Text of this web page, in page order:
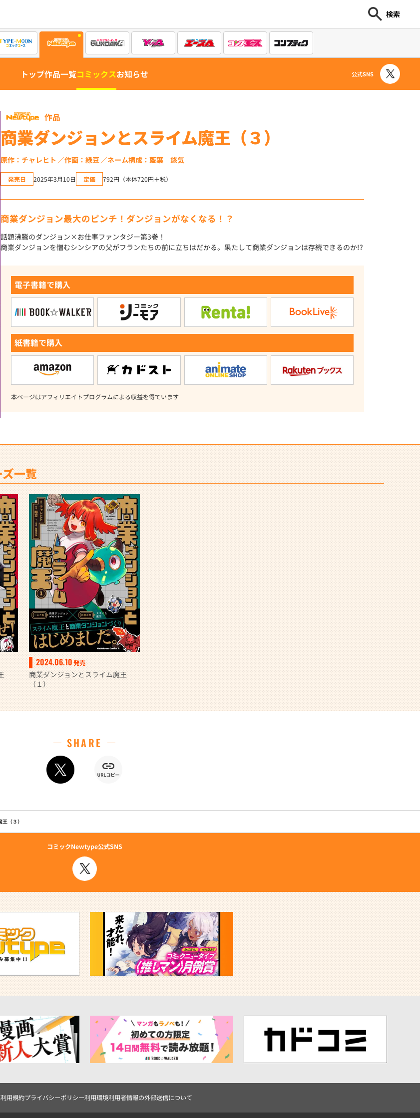
検索
トップ作品一覧コミックスお知らせ 公式SNS
作品
商業ダンジョンとスライム魔王（３）
原作：チャレヒト 作画：緑豆 ネーム構成：藍葉 悠気
発売日 2025年3月10日 定価 792円（本体720円＋税）
商業ダンジョン最大のピンチ！ダンジョンがなくなる！？
話題沸騰のダンジョン×お仕事ファンタジー第3巻！
商業ダンジョンを憎むシンシアの父がフランたちの前に立ちはだかる。果たして商業ダンジョンは存続できるのか!?
電子書籍で購入
紙書籍で購入
本ページはアフィリエイトプログラムによる収益を得ています
一覧
2024.06.10発売
商業ダンジョンとスライム魔王
（１）
SHARE
（３）
コミックNewtype公式SNS
利用規約プライバシーポリシー利用環境利用者情報の外部送信について